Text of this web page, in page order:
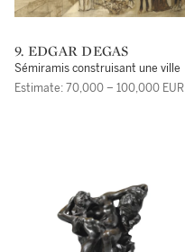
9. EDGAR DEGAS
Sémiramis construisant une ville
Estimate: 70,000 – 100,000 EUR